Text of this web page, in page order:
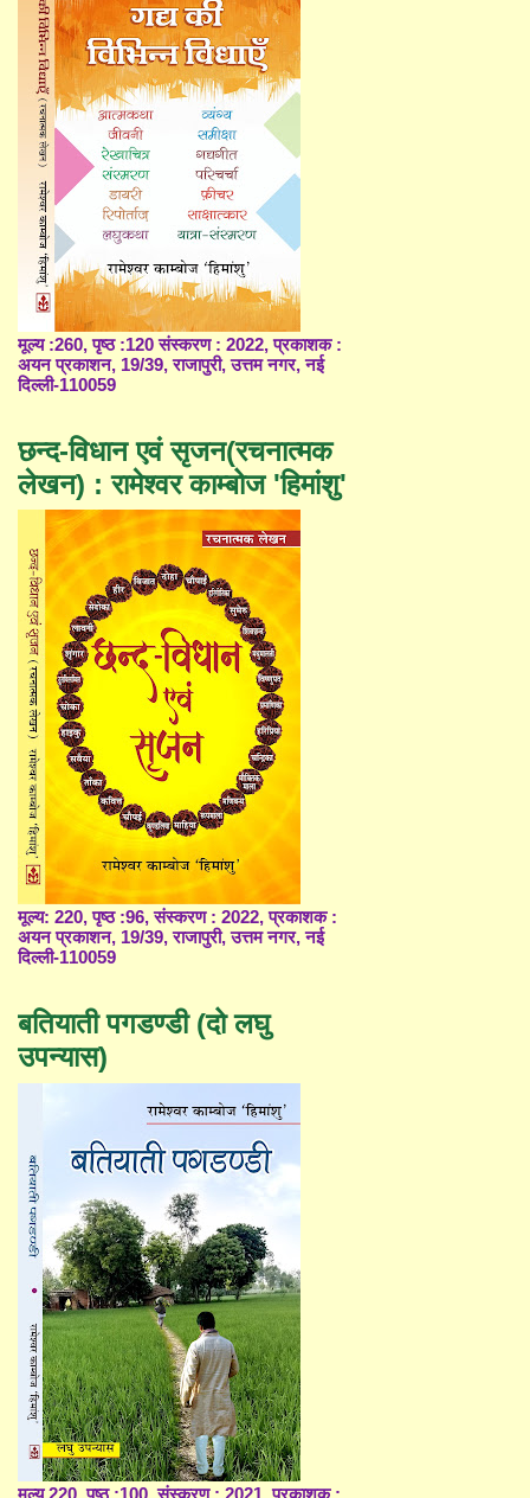
मूल्य :260, पृष्ठ :120 संस्करण : 2022, प्रकाशक :
अयन प्रकाशन, 19/39, राजापुरी, उत्तम नगर, नई
दिल्ली-110059
छन्द-विधान एवं सृजन(रचनात्मक
लेखन) : रामेश्वर काम्बोज 'हिमांशु'
मूल्य: 220, पृष्ठ :96, संस्करण : 2022, प्रकाशक :
अयन प्रकाशन, 19/39, राजापुरी, उत्तम नगर, नई
दिल्ली-110059
बतियाती पगडण्डी (दो लघु
उपन्यास)